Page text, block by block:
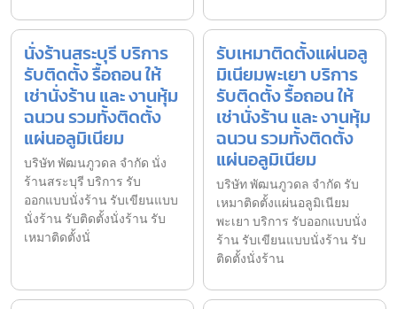
นั่งร้านสระบุรี บริการ
รับติดตั้ง รื้อถอน ให้
เช่านั่งร้าน และ งานหุ้ม
ฉนวน รวมทั้งติดตั้ง
แผ่นอลูมิเนียม
บริษัท พัฒนภูวดล จำกัด นั่ง
ร้านสระบุรี บริการ รับ
ออกแบบนั่งร้าน รับเขียนแบบ
นั่งร้าน รับติดตั้งนั่งร้าน รับ
เหมาติดตั้งนั่
รับเหมาติดตั้งแผ่นอลู
มิเนียมพะเยา บริการ
รับติดตั้ง รื้อถอน ให้
เช่านั่งร้าน และ งานหุ้ม
ฉนวน รวมทั้งติดตั้ง
แผ่นอลูมิเนียม
บริษัท พัฒนภูวดล จำกัด รับ
เหมาติดตั้งแผ่นอลูมิเนียม
พะเยา บริการ รับออกแบบนั่ง
ร้าน รับเขียนแบบนั่งร้าน รับ
ติดตั้งนั่งร้าน